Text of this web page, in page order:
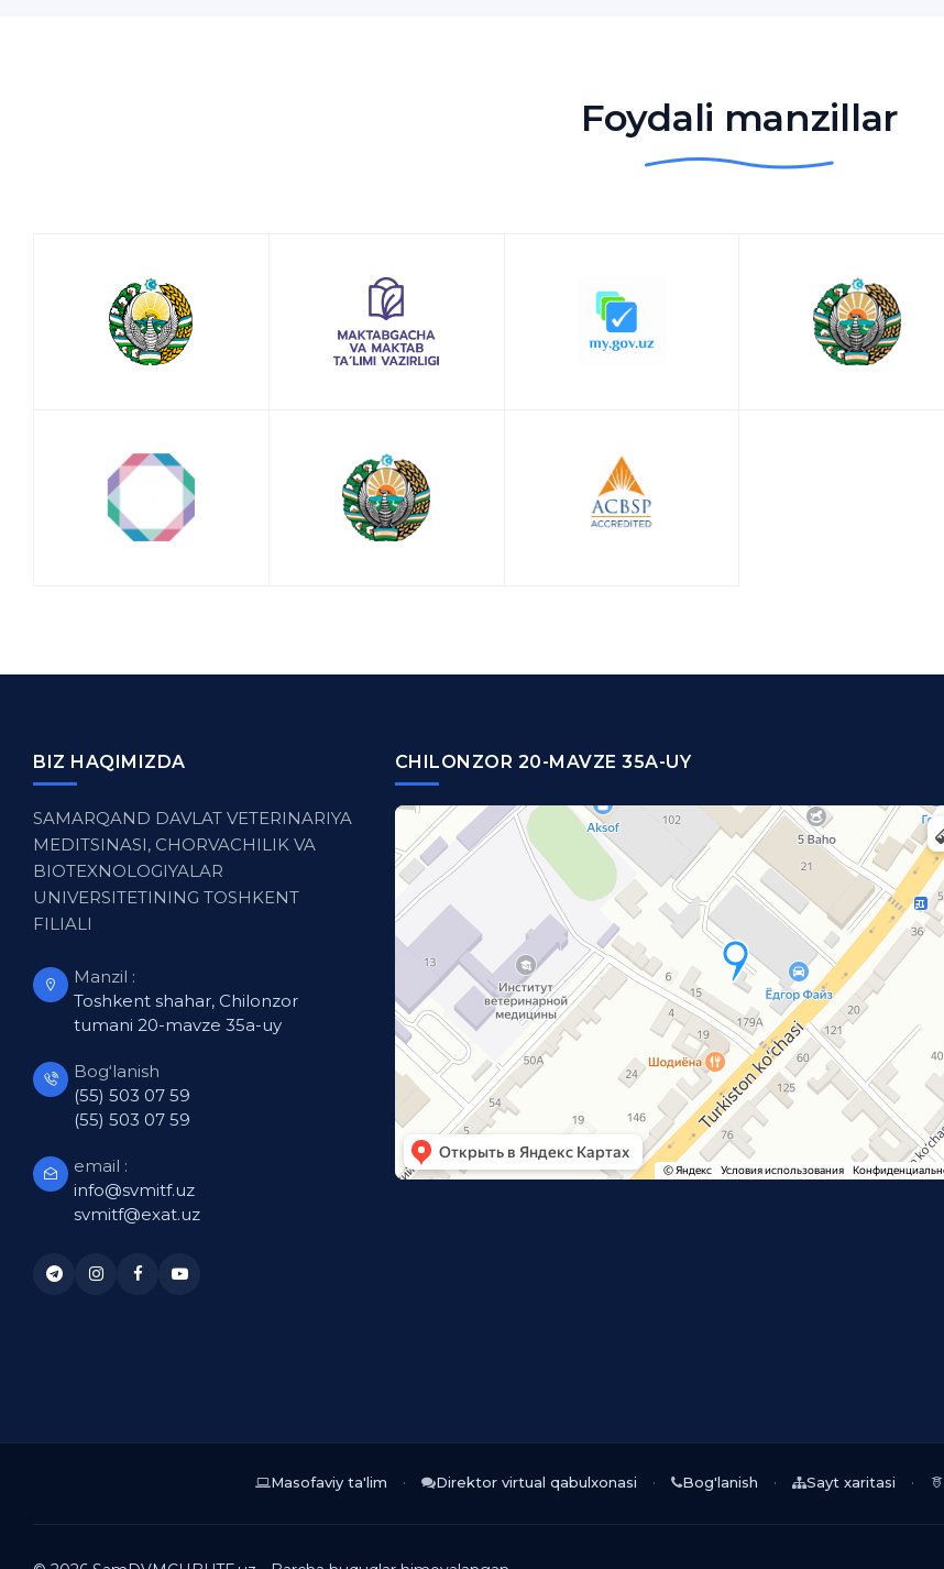
Foydali manzillar
BIZ HAQIMIZDA
SAMARQAND DAVLAT VETERINARIYA
MEDITSINASI, CHORVACHILIK VA
BIOTEXNOLOGIYALAR
UNIVERSITETINING TOSHKENT
FILIALI
Manzil :
Toshkent shahar, Chilonzor
tumani 20-mavze 35a-uy
Bog‘lanish
(55) 503 07 59
(55) 503 07 59
email :
info@svmitf.uz
svmitf@exat.uz
CHILONZOR 20-MAVZE 35A-UY
Masofaviy ta'lim Direktor virtual qabulxonasi Bog'lanish Sayt xaritasi